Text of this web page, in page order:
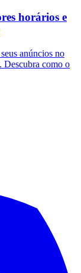
horários e
anúncios no
Descubra como o